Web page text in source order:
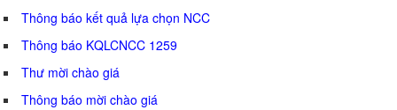
Thông báo kết quả lựa chọn NCC
Thông báo KQLCNCC 1259
Thư mời chào giá
Thông báo mời chào giá